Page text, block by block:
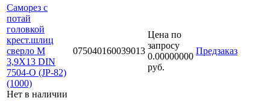
Саморез с
потай
головкой
крест.шлиц
сверло М
3,9Х13 DIN
7504-O (JP-82)
(1000)
Нет в наличии
075040160039013
Цена по
запросу
0.00000000
руб.
Предзаказ